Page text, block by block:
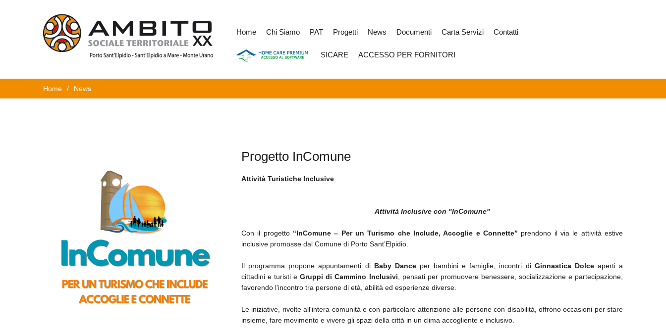
Home Chi Siamo PAT Progetti News Documenti Carta Servizi Contatti
SICARE ACCESSO PER FORNITORI
Home / News
Progetto InComune
Attività Turistiche Inclusive
Attività Inclusive con "InComune"
Con il progetto “InComune – Per un Turismo che Include, Accoglie e Connette” prendono il via le attività estive
inclusive promosse dal Comune di Porto Sant’Elpidio.
Il programma propone appuntamenti di Baby Danceper bambini e famiglie, incontri di Ginnastica Dolceaperti a
cittadini e turisti eGruppi di Cammino Inclusivi , pensati per promuovere benessere, socializzazione e partecipazione,
favorendo l'incontro tra persone di età, abilità ed esperienze diverse.
Le iniziative, rivolte all'intera comunità e con particolare attenzione alle persone con disabilità, offrono occasioni per stare
insieme, fare movimento e vivere gli spazi della città in un clima accogliente e inclusivo.